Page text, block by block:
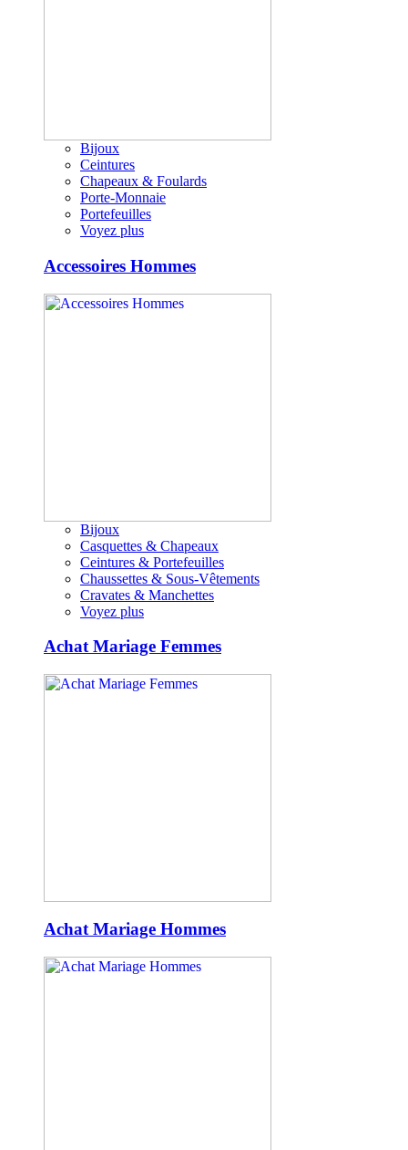
Bijoux
Ceintures
Chapeaux & Foulards
Porte-Monnaie
Portefeuilles
Voyez plus
Accessoires Hommes
Bijoux
Casquettes & Chapeaux
Ceintures & Portefeuilles
Chaussettes & Sous-Vêtements
Cravates & Manchettes
Voyez plus
Achat Mariage Femmes
Achat Mariage Hommes